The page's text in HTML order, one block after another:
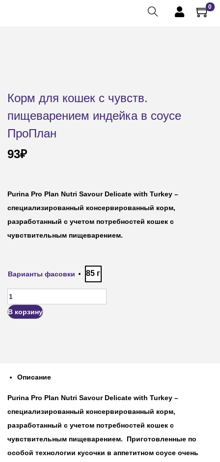
0
Корм для кошек с чувств.
пищеварением индейка в соусе
ПроПлан
93₽
Purina Pro Plan Nutri Savour Delicate with Turkey –
специализированный консервированный корм,
разработанный с учетом потребностей кошек с
чувствительным пищеварением.
Варианты фасовки 85 г
В корзину
Описание
Purina Pro Plan Nutri Savour Delicate with Turkey –
специализированный консервированный корм,
разработанный с учетом потребностей кошек с
чувствительным пищеварением. Приготовленные по
особой технологии кусочки в аппетитном соусе очень